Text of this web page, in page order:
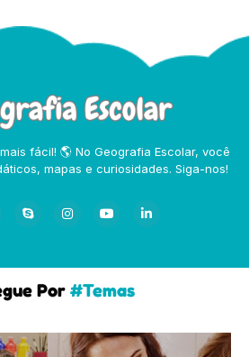
fácil! 🌎 No Geografia Escolar, você
mapas e curiosidades. Siga-nos!
Por #Temas